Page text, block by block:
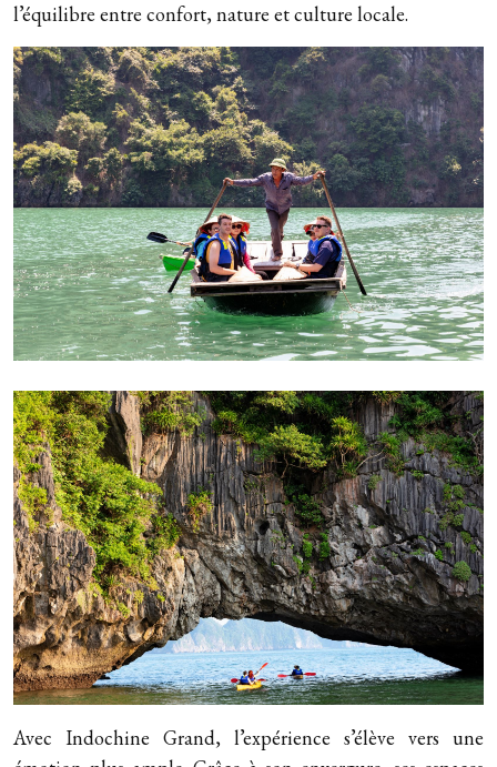
l’équilibre entre confort, nature et culture locale.
Avec Indochine Grand, l’expérience s’élève vers une